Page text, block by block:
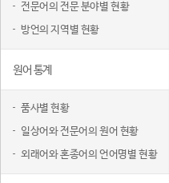
전문어의 전문 분야별 현황
방언의 지역별 현황
원어 통계
품사별 현황
일상어와 전문어의 원어 현황
외래어와 혼종어의 언어명별 현황